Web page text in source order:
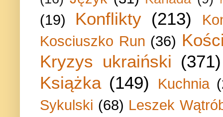
(19) Konflikty (213)
Kosciuszko Run (36)
Kryzys ukraiński (371)
Książka (149) Kuchnia
Sykulski (68) Leszek